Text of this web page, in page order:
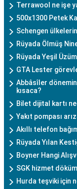
Terrawool ne işe
500x1300 Petek
Schengen
Rüyada Ölmüş
Rüyada Yeşil
GTA Lester
Abbâsîler
kısaca?
Bilet dijital kartı
Yakıt pompası
Akıllı telefon
Rüyada Yılan
Boyner Hangi
SGK hizmet
Hurda teşviki için